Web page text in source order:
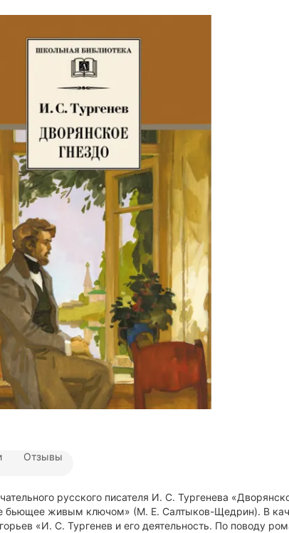
Отзывы
русского писателя И. С. Тургенева
бьющее живым ключом» (М. Е. Салтыков-Щедрин). В
«И. С. Тургенев и его деятельность. По поводу